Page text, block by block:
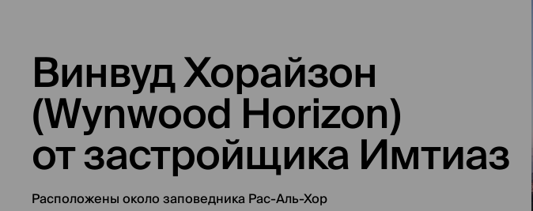
Винвуд Хорайзон
(Wynwood Horizon)
от застройщика Имтиаз
Расположены около заповедника Рас-Аль-Хор